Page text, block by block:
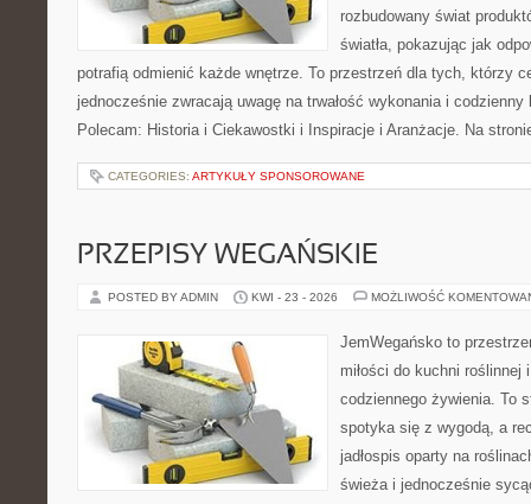
rozbudowany świat
światła, pokazując jak
potrafią odmienić każde wnętrze. To przestrzeń dla tych, którzy
jednocześnie zwracają uwagę na trwałość wykonania i
Polecam: Historia i Ciekawostki i Inspiracje i Aranżacje. Na
CATEGORIES: ARTYKUŁY SPONSOROWANE
PRZEPISY WEGAŃSKIE
POSTED BY ADMIN KWI - 23 - 2026 MOŻLIWOŚĆ
JemWegańsko to
miłości do kuchni roślinnej
codziennego żywienia. To
spotyka się z wygodą, a
jadłospis oparty na
świeża i jednocześnie